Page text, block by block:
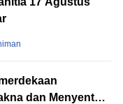
dan Menyentuh